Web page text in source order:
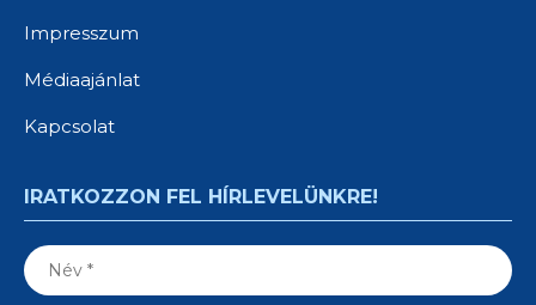
Impresszum
Médiaajánlat
Kapcsolat
IRATKOZZON FEL HÍRLEVELÜNKRE!